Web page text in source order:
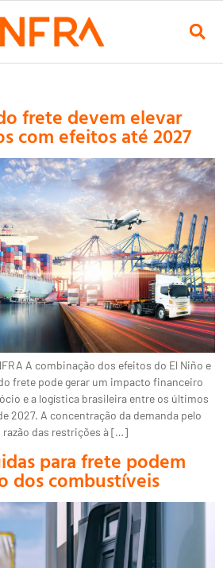
frete devem elevar
com efeitos até 2027
A combinação dos efeitos do El Niño e
frete pode gerar um impacto financeiro
e a logística brasileira entre os últimos
2027. A concentração da demanda pelo
das restrições à […]
para frete podem
dos combustíveis